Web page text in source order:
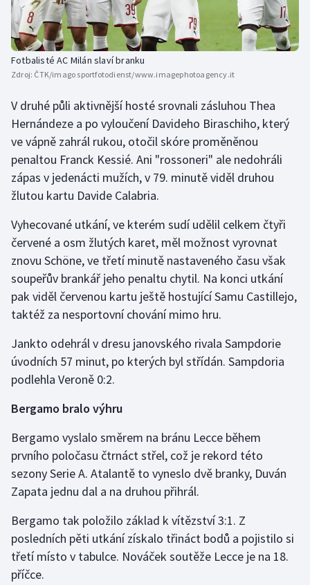
Fotbalisté AC Milán slaví branku
Zdroj: ČTK/imago sportfotodienst/www.imagephotoagency.it
V druhé půli aktivnější hosté srovnali zásluhou Thea
Hernándeze a po vyloučení Davideho Biraschiho, který
ve vápně zahrál rukou, otočil skóre proměněnou
penaltou Franck Kessié. Ani "rossoneri" ale nedohráli
zápas v jedenácti mužích, v 79. minutě viděl druhou
žlutou kartu Davide Calabria.
Vyhecované utkání, ve kterém sudí udělil celkem čtyři
červené a osm žlutých karet, měl možnost vyrovnat
znovu Schöne, ve třetí minutě nastaveného času však
soupeřův brankář jeho penaltu chytil. Na konci utkání
pak viděl červenou kartu ještě hostující Samu Castillejo,
taktéž za nesportovní chování mimo hru.
Jankto odehrál v dresu janovského rivala Sampdorie
úvodních 57 minut, po kterých byl střídán. Sampdoria
podlehla Veroně 0:2.
Bergamo bralo výhru
Bergamo vyslalo směrem na bránu Lecce během
prvního poločasu čtrnáct střel, což je rekord této
sezony Serie A. Atalantě to vyneslo dvě branky, Duván
Zapata jednu dal a na druhou přihrál.
Bergamo tak položilo základ k vítězství 3:1. Z
posledních pěti utkání získalo třináct bodů a pojistilo si
třetí místo v tabulce. Nováček soutěže Lecce je na 18.
příčce.